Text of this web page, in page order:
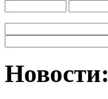
Новости: